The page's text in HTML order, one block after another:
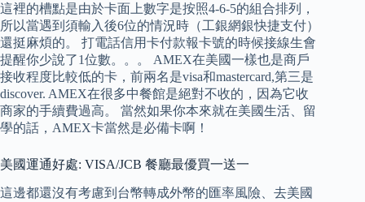
這裡的槽點是由於卡面上數字是按照4-6-5的組合排列，
所以當遇到須輸入後6位的情況時（工銀網銀快捷支付）
還挺麻煩的。 打電話信用卡付款報卡號的時候接線生會
提醒你少說了1位數。。。 AMEX在美國一樣也是商戶
接收程度比較低的卡，前兩名是visa和mastercard,第三是
discover. AMEX在很多中餐館是絕對不收的，因為它收
商家的手續費過高。 當然如果你本來就在美國生活、留
學的話，AMEX卡當然是必備卡啊！
美國運通好處: VISA/JCB 餐廳最優買一送一
這邊都還沒有考慮到台幣轉成外幣的匯率風險、去美國